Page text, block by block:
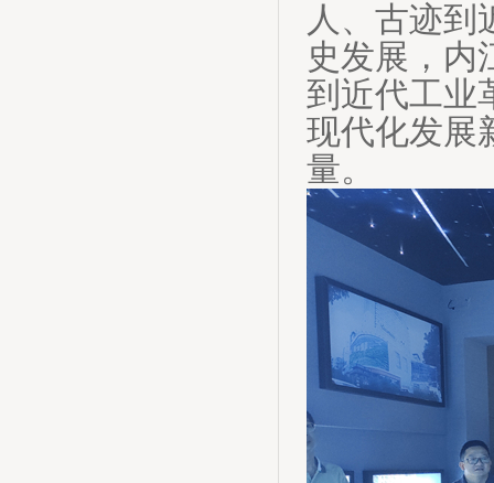
人、古迹到
史发展，内
到近代工业
现代化发展
量。